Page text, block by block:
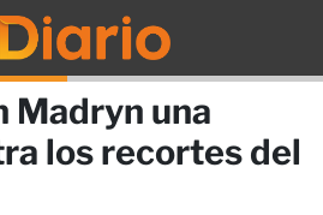
Madryn una
los recortes del